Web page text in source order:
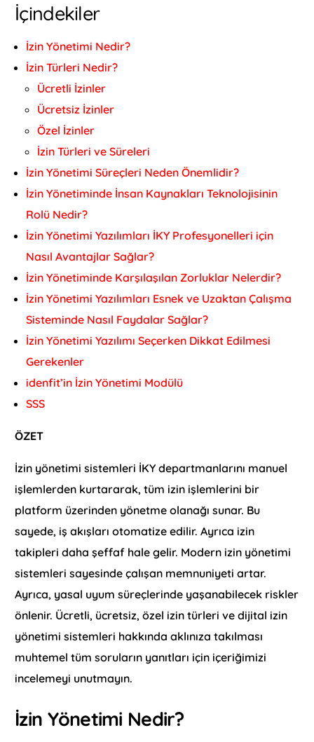
İçindekiler
İzin Yönetimi Nedir?
İzin Türleri Nedir?
Ücretli İzinler
Ücretsiz İzinler
Özel İzinler
İzin Türleri ve Süreleri
İzin Yönetimi Süreçleri Neden Önemlidir?
İzin Yönetiminde İnsan Kaynakları Teknolojisinin
Rolü Nedir?
İzin Yönetimi Yazılımları İKY Profesyonelleri için
Nasıl Avantajlar Sağlar?
İzin Yönetiminde Karşılaşılan Zorluklar Nelerdir?
İzin Yönetimi Yazılımları Esnek ve Uzaktan Çalışma
Sisteminde Nasıl Faydalar Sağlar?
İzin Yönetimi Yazılımı Seçerken Dikkat Edilmesi
Gerekenler
idenfit’in İzin Yönetimi Modülü
SSS
ÖZET
İzin yönetimi sistemleri İKY departmanlarını manuel
işlemlerden kurtararak, tüm izin işlemlerini bir
platform üzerinden yönetme olanağı sunar. Bu
sayede, iş akışları otomatize edilir. Ayrıca izin
takipleri daha şeffaf hale gelir. Modern izin yönetimi
sistemleri sayesinde çalışan memnuniyeti artar.
Ayrıca, yasal uyum süreçlerinde yaşanabilecek riskler
önlenir. Ücretli, ücretsiz, özel izin türleri ve dijital izin
yönetimi sistemleri hakkında aklınıza takılması
muhtemel tüm soruların yanıtları için içeriğimizi
incelemeyi unutmayın.
İzin Yönetimi Nedir?